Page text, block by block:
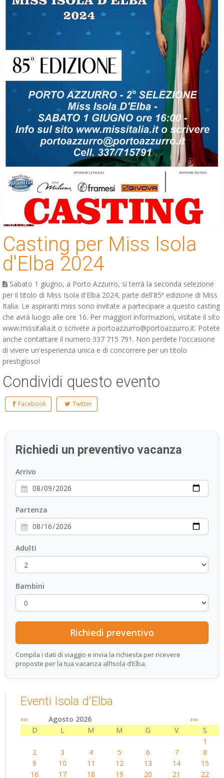
Casting per Miss Isola
d'Elba 2024
Sabato 1 giugno, a Porto Azzurro, si terrà la seconda selezione
per il titolo di Miss Isola d'Elba 2024, parte dell'85ª edizione di Miss
Italia. Le aspiranti miss sono invitate a partecipare a questo casting
che avrà luogo alle ore 16. Per maggiori informazioni, visitate il sito
www.missitalia.it o scrivete a portoazzurro@portoazzurro.it. Potete
anche contattare il numero 337 715 791. Non perdete l'occasione
di vivere un'esperienza unica e di concorrere per un titolo
prestigioso!
Condividi questo evento
Facebook Twitter
Richiedi un preventivo vacanza
Arrivo
Partenza
Adulti
Bambini
Compila i dati di viaggio e invia la richiesta per ricevere
proposte per la tua vacanza all’Isola d’Elba.
Eventi Isola d'Elba
‹‹‹ Agosto 2026
›››
D
L M M G V
S
1
2
3 4 5 6 7
8
9
10 11 12 13 14
15
16
17 18 19 20 21 22